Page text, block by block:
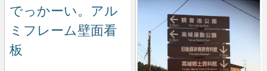
でっかーい。アル
ミフレーム壁面看
板